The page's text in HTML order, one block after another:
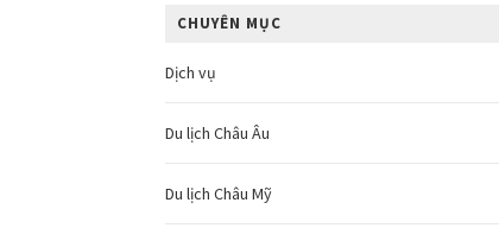
CHUYÊN MỤC
Dịch vụ
Du lịch Châu Âu
Du lịch Châu Mỹ